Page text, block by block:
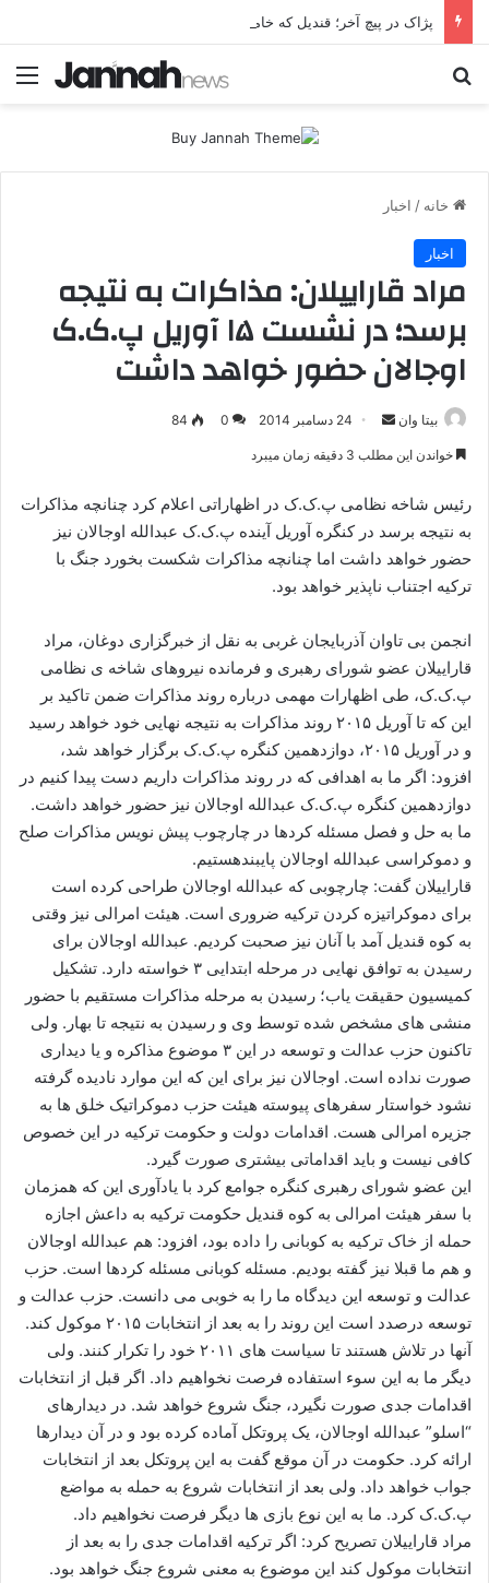
خانه / اخبار
اخبار
مراد قاراییلان: مذاکرات به نتیجه
برسد؛ در نشست ۱۵ آوریل پ.ک.ک
اوجالان حضور خواهد داشت
بیتا وان
ر
24 دسامبر 2014 0
84
خواندن این مطلب 3 دقیقه زمان میبرد
رئیس شاخه نظامی پ.ک.ک در اظهاراتی اعلام کرد چنانچه مذاکرات
به نتیجه برسد در کنگره آوریل آینده پ.ک.ک عبدالله اوجالان نیز
حضور خواهد داشت اما چنانچه مذاکرات شکست بخورد جنگ با
ترکیه اجتناب ناپذیر خواهد بود.
انجمن بی تاوان آذربایجان غربی به نقل از خبرگزاری دوغان، مراد
قاراییلان عضو شورای رهبری و فرمانده نیروهای شاخه ی نظامی
پ.ک.ک، طی اظهارات مهمی درباره روند مذاکرات ضمن تاکید بر
این که تا آوریل ۲۰۱۵ روند مذاکرات به نتیجه نهایی خود خواهد رسید
و در آوریل ۲۰۱۵، دوازدهمین کنگره پ.ک.ک برگزار خواهد شد،
افزود: اگر ما به اهدافی که در روند مذاکرات داریم دست پیدا کنیم در
دوازدهمین کنگره پ.ک.ک عبدالله اوجالان نیز حضور خواهد داشت.
ما به حل و فصل مسئله کردها در چارچوب پیش نویس مذاکرات صلح
و دموکراسی عبدالله اوجالان پایبندهستیم.
قاراییلان گفت: چارچوبی که عبدالله اوجالان طراحی کرده است
برای دموکراتیزه کردن ترکیه ضروری است. هیئت امرالی نیز وقتی
به کوه قندیل آمد با آنان نیز صحبت کردیم. عبدالله اوجالان برای
رسیدن به توافق نهایی در مرحله ابتدایی ۳ خواسته دارد. تشکیل
کمیسیون حقیقت یاب؛ رسیدن به مرحله مذاکرات مستقیم با حضور
منشی های مشخص شده توسط وی و رسیدن به نتیجه تا بهار. ولی
تاکنون حزب عدالت و توسعه در این ۳ موضوع مذاکره و یا دیداری
صورت نداده است. اوجالان نیز برای این که این موارد نادیده گرفته
نشود خواستار سفرهای پیوسته هیئت حزب دموکراتیک خلق ها به
جزیره امرالی هست. اقدامات دولت و حکومت ترکیه در این خصوص
کافی نیست و باید اقداماتی بیشتری صورت گیرد.
این عضو شورای رهبری کنگره جوامع کرد با یادآوری این که همزمان
با سفر هیئت امرالی به کوه قندیل حکومت ترکیه به داعش اجازه
حمله از خاک ترکیه به کوبانی را داده بود، افزود: هم عبدالله اوجالان
و هم ما قبلا نیز گفته بودیم. مسئله کوبانی مسئله کردها است. حزب
عدالت و توسعه این دیدگاه ما را به خوبی می دانست. حزب عدالت و
توسعه درصدد است این روند را به بعد از انتخابات ۲۰۱۵ موکول کند.
آنها در تلاش هستند تا سیاست های ۲۰۱۱ خود را تکرار کنند. ولی
دیگر ما به این سوء استفاده فرصت نخواهیم داد. اگر قبل از انتخابات
اقدامات جدی صورت نگیرد، جنگ شروع خواهد شد. در دیدارهای
“اسلو” عبدالله اوجالان، یک پروتکل آماده کرده بود و در آن دیدارها
ارائه کرد. حکومت در آن موقع گفت به این پروتکل بعد از انتخابات
جواب خواهد داد. ولی بعد از انتخابات شروع به حمله به مواضع
پ.ک.ک کرد. ما به این نوع بازی ها دیگر فرصت نخواهیم داد.
مراد قاراییلان تصریح کرد: اگر ترکیه اقدامات جدی را به بعد از
انتخابات موکول کند این موضوع به معنی شروع جنگ خواهد بود.